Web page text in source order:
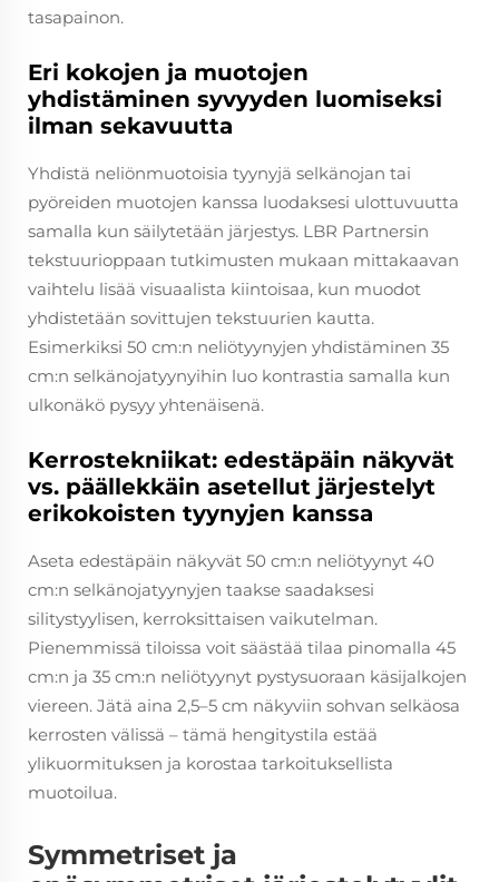
tasapainon.
Eri kokojen ja muotojen
yhdistäminen syvyyden luomiseksi
ilman sekavuutta
Yhdistä neliönmuotoisia tyynyjä selkänojan tai
pyöreiden muotojen kanssa luodaksesi ulottuvuutta
samalla kun säilytetään järjestys. LBR Partnersin
tekstuurioppaan tutkimusten mukaan mittakaavan
vaihtelu lisää visuaalista kiintoisaa, kun muodot
yhdistetään sovittujen tekstuurien kautta.
Esimerkiksi 50 cm:n neliötyynyjen yhdistäminen 35
cm:n selkänojatyynyihin luo kontrastia samalla kun
ulkonäkö pysyy yhtenäisenä.
Kerrostekniikat: edestäpäin näkyvät
vs. päällekkäin asetellut järjestelyt
erikokoisten tyynyjen kanssa
Aseta edestäpäin näkyvät 50 cm:n neliötyynyt 40
cm:n selkänojatyynyjen taakse saadaksesi
silitystyylisen, kerroksittaisen vaikutelman.
Pienemmissä tiloissa voit säästää tilaa pinomalla 45
cm:n ja 35 cm:n neliötyynyt pystysuoraan käsijalkojen
viereen. Jätä aina 2,5–5 cm näkyviin sohvan selkäosa
kerrosten välissä – tämä hengitystila estää
ylikuormituksen ja korostaa tarkoituksellista
muotoilua.
Symmetriset ja